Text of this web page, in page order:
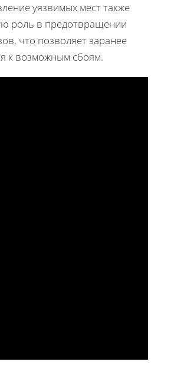
уязвимых мест также
роль в предотвращении
что позволяет заранее
к возможным сбоям.